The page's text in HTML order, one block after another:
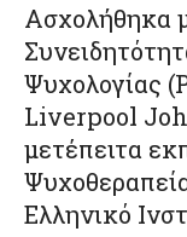
Ασχολήθηκα
Ψυχολογίας
Liverpool
μετέπειτα
Ελληνικό